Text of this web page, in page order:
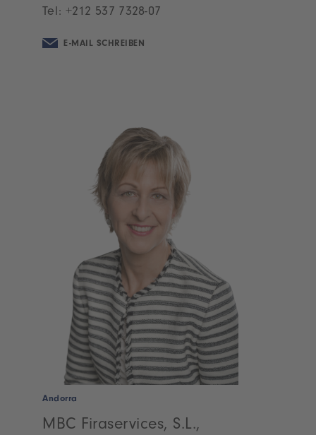
Tel: +212 537 7328-07
E-MAIL SCHREIBEN
Andorra
MBC Firaservices, S.L.,